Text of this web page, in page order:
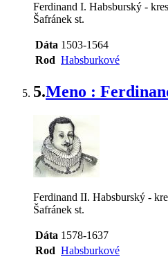
Ferdinand I. Habsburský -
Šafránek st.
Dáta 1503-1564
Rod Habsburkové
5.Meno :
Ferdinand II. Habsburský -
Šafránek st.
Dáta 1578-1637
Rod Habsburkové